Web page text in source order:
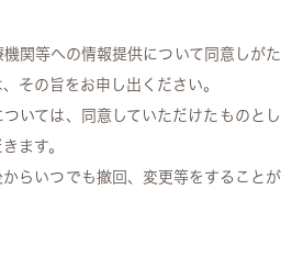
機関等への情報提供について同意しがた
その旨をお申し出ください。
いては、同意していただけたものとし
ます。
らいつでも撤回、変更等をすることが